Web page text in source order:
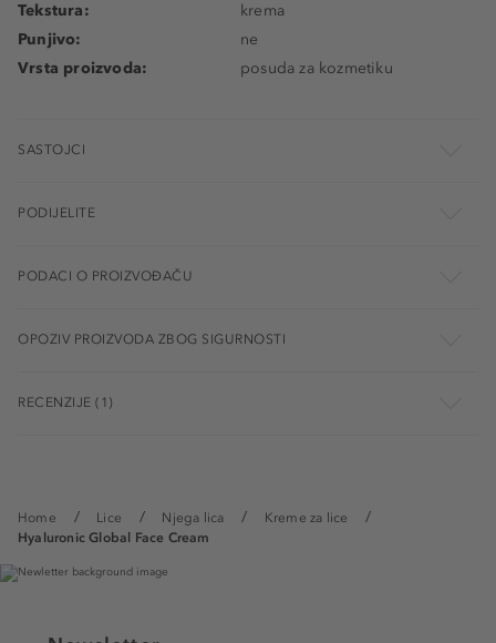
Home Lice Njega lica
Kreme za lice
Hyaluronic Global Face Cream
Tekstura:
krema
Punjivo:
ne
Vrsta proizvoda:
posuda za kozmetiku
SASTOJCI
PODIJELITE
PODACI O PROIZVOĐAČU
OPOZIV PROIZVODA ZBOG SIGURNOSTI
RECENZIJE (1)